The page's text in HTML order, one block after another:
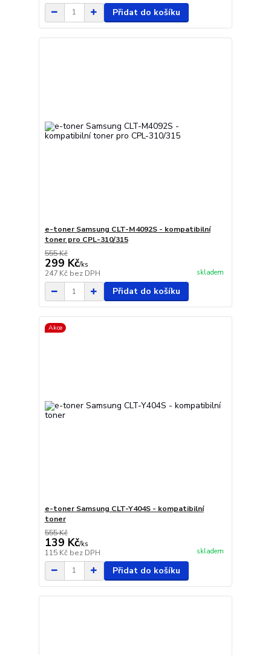
Přidat do košíku
e-toner Samsung CLT-M4092S - kompatibilní
toner pro CPL-310/315
555 Kč
299 Kč/ks
247 Kč bez DPH skladem
Přidat do košíku
Akce
e-toner Samsung CLT-Y404S - kompatibilní
toner
555 Kč
139 Kč/ks
115 Kč bez DPH skladem
Přidat do košíku